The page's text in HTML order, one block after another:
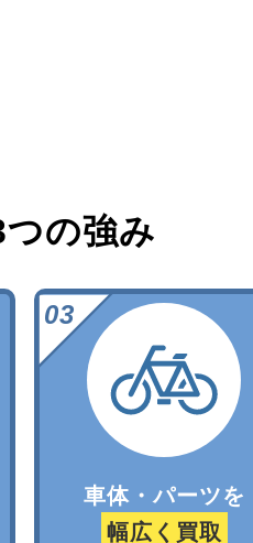
つの強み
車体・パーツを
幅広く買取